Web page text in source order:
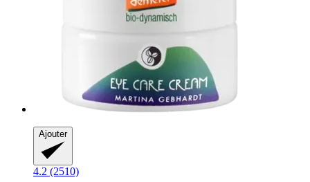
Ajouter
4.2 (2510)